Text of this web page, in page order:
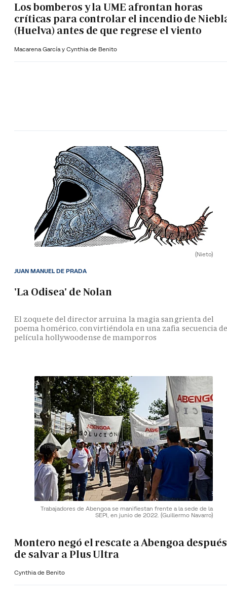
Los bomberos y la UME afrontan horas
críticas para controlar el incendio de
(Huelva) antes de que regrese el viento
Macarena García y Cynthia de Benito
(Nieto)
'La Odisea' de Nolan
El zoquete del director arruina la magia sangrienta del
poema homérico, convirtiéndola en una zafia secuencia
película hollywoodense de mamporros
JUAN MANUEL DE PRADA
Trabajadores de Abengoa se manifiestan frente a la sede de la
SEPI, en junio de 2022. (Guillermo Navarro)
Montero negó el rescate a Abengoa después
de salvar a Plus Ultra
Cynthia de Benito